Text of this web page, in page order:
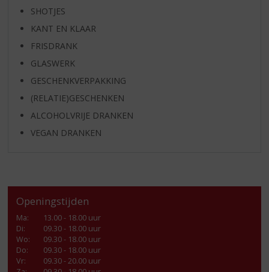
SHOTJES
KANT EN KLAAR
FRISDRANK
GLASWERK
GESCHENKVERPAKKING
(RELATIE)GESCHENKEN
ALCOHOLVRIJE DRANKEN
VEGAN DRANKEN
Openingstijden
Ma:
13.00 - 18.00 uur
Di:
09.30 - 18.00 uur
Wo:
09.30 - 18.00 uur
Do:
09.30 - 18.00 uur
Vr:
09.30 - 20.00 uur